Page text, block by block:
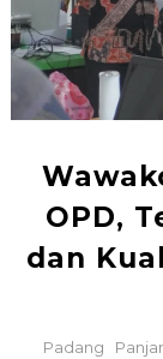
OPD,
dan
Padang